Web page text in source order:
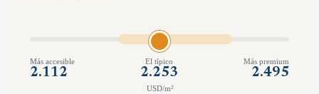
Más accesible
2.112
El típico
2.253
Más premium
2.495
USD/m²